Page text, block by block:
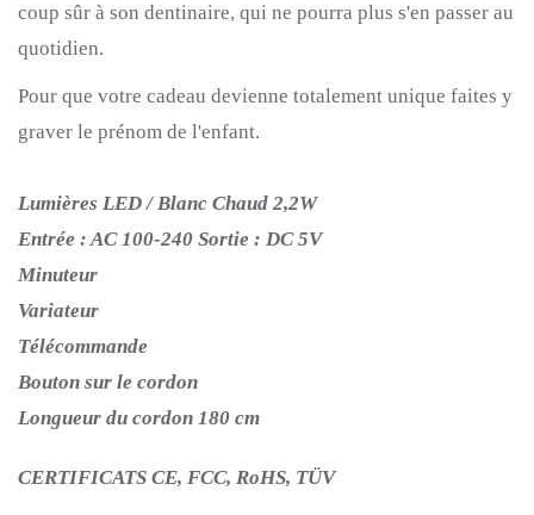
coup sûr à son dentinaire, qui ne pourra plus s'en passer au
quotidien.
Pour que votre cadeau devienne totalement unique faites y
graver le prénom de l'enfant.
Lumières LED / Blanc Chaud 2,2W
Entrée : AC 100-240 Sortie : DC 5V
Minuteur
Variateur
Télécommande
Bouton sur le cordon
Longueur du cordon 180 cm
CERTIFICATS CE, FCC, RoHS, TÜV